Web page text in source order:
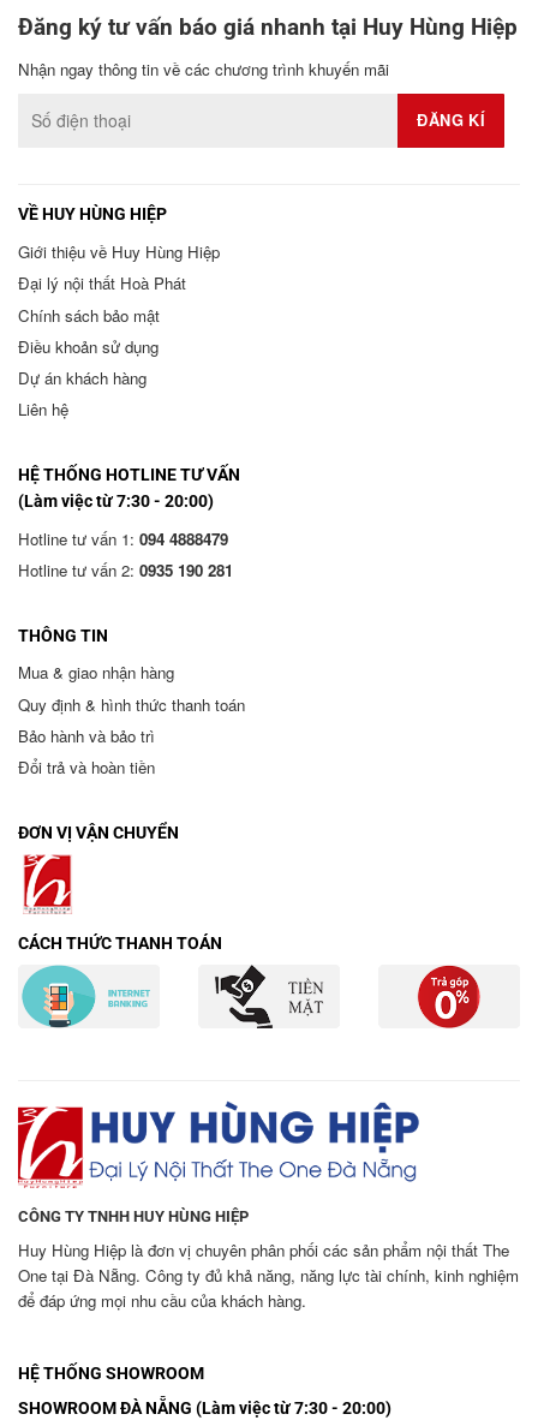
Đăng ký tư vấn báo giá nhanh tại Huy Hùng Hiệp
Nhận ngay thông tin về các chương trình khuyến mãi
VỀ HUY HÙNG HIỆP
Giới thiệu về Huy Hùng Hiệp
Đại lý nội thất Hoà Phát
Chính sách bảo mật
Điều khoản sử dụng
Dự án khách hàng
Liên hệ
HỆ THỐNG HOTLINE TƯ VẤN
(Làm việc từ 7:30 - 20:00)
Hotline tư vấn 1: 094 4888479
Hotline tư vấn 2: 0935 190 281
THÔNG TIN
Mua & giao nhận hàng
Quy định & hình thức thanh toán
Bảo hành và bảo trì
Đổi trả và hoàn tiền
ĐƠN VỊ VẬN CHUYỂN
CÁCH THỨC THANH TOÁN
CÔNG TY TNHH HUY HÙNG HIỆP
Huy Hùng Hiệp là đơn vị chuyên phân phối các sản phẩm nội thất The
One tại Đà Nẵng. Công ty đủ khả năng, năng lực tài chính, kinh nghiệm
để đáp ứng mọi nhu cầu của khách hàng.
HỆ THỐNG SHOWROOM
SHOWROOM ĐÀ NẴNG (Làm việc từ 7:30 - 20:00)